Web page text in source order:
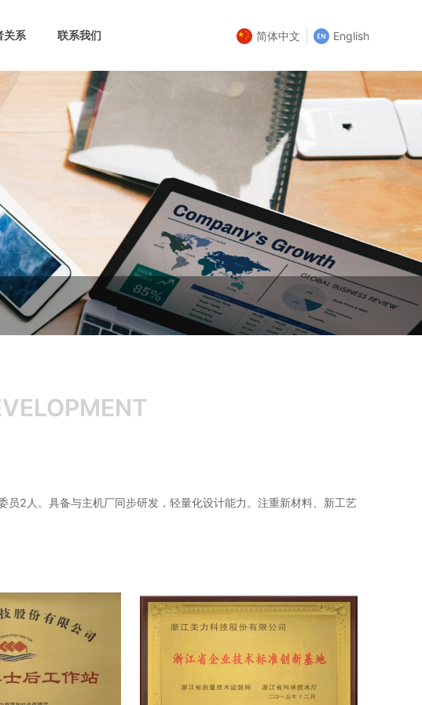
关系 联系我们 简体中文 English
2人。具备与主机厂同步研发，轻量化设计能力。注重新材料、新工艺